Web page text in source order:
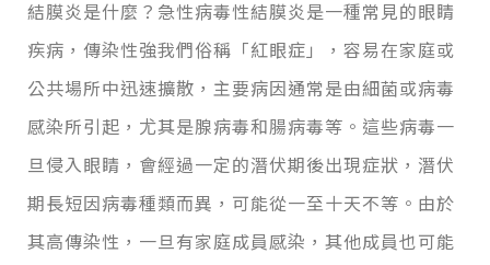
結膜炎是什麼？急性病毒性結膜炎是一種常見的眼睛
疾病，傳染性強我們俗稱「紅眼症」，容易在家庭或
公共場所中迅速擴散，主要病因通常是由細菌或病毒
感染所引起，尤其是腺病毒和腸病毒等。這些病毒一
旦侵入眼睛，會經過一定的潛伏期後出現症狀，潛伏
期長短因病毒種類而異，可能從一至十天不等。由於
其高傳染性，一旦有家庭成員感染，其他成員也可能